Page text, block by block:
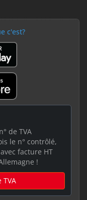
c'est?
de TVA
le n° contrôlé,
facture HT
!